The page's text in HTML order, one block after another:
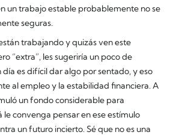
un trabajo estable probablemente no se
seguras.
trabajando y quizás ven este
“extra”, les sugeriría un poco de
día es difícil dar algo por sentado, y eso
al empleo y la estabilidad financiera. A
un fondo considerable para
le convenga pensar en ese estímulo
un futuro incierto. Sé que no es una